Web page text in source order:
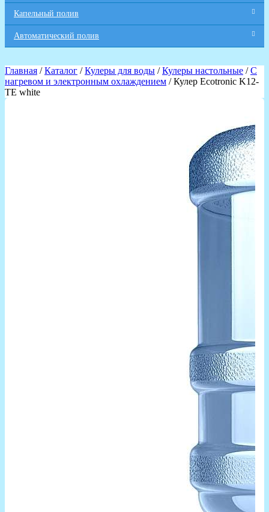
Капельный полив
Автоматический полив
Главная /Каталог /Кулеры для воды /Кулеры настольные /С
нагревом и электронным охлаждением / Кулер Ecotronic K12-
TE white